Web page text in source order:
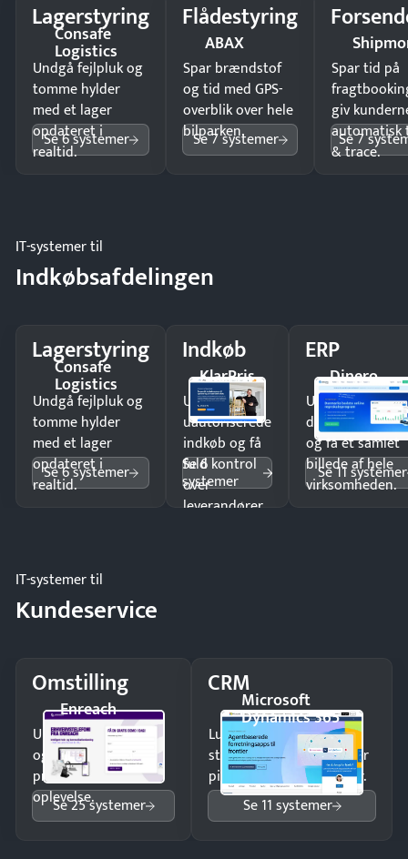
Lagerstyring
Consafe
Logistics
Undgå fejlpluk og
tomme hylder
med et lager
opdateret i
realtid.
Se 6 systemer
Flådestyring
ABAX
Spar brændstof
og tid med GPS-
overblik over hele
bilparken.
Se 7 systemer
Spar tid på
giv
automatisk
& trace.
Se 7
IT-systemer til
Indkøbsafdelingen
Lagerstyring
Consafe
Logistics
Undgå fejlpluk og
tomme hylder
med et lager
opdateret i
realtid.
Se 6 systemer
Indkøb
KlarPris
Undgå
uautoriserede
indkøb og få
fuld kontrol
over
leverandører
Se 6
systemer
ERP
Dinero
Undgå
og få ét samlet
billede af hele
virksomheden.
Se 11 systemer
IT-systemer til
Kundeservice
Omstilling
Enreach
Undgå tabte opkald
og giv kunderne en
professionel
oplevelse.
Se 25 systemer
CRMMicrosoft
Dynamics 365
Luk flere salg med et
struktureret overblik over
pipeline og opfølgninger.
Se 11 systemer